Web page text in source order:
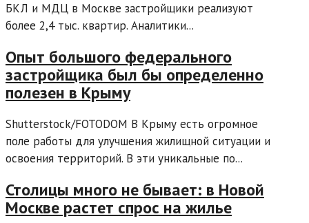
БКЛ и МДЦ в Москве застройщики реализуют
более 2,4 тыс. квартир. Аналитики...
Опыт большого федерального
застройщика был бы определенно
полезен в Крыму
Shutterstock/FOTODOM В Крыму есть огромное
поле работы для улучшения жилищной ситуации и
освоения территорий. В эти уникальные по...
Столицы много не бывает: в Новой
Москве растет спрос на жилье